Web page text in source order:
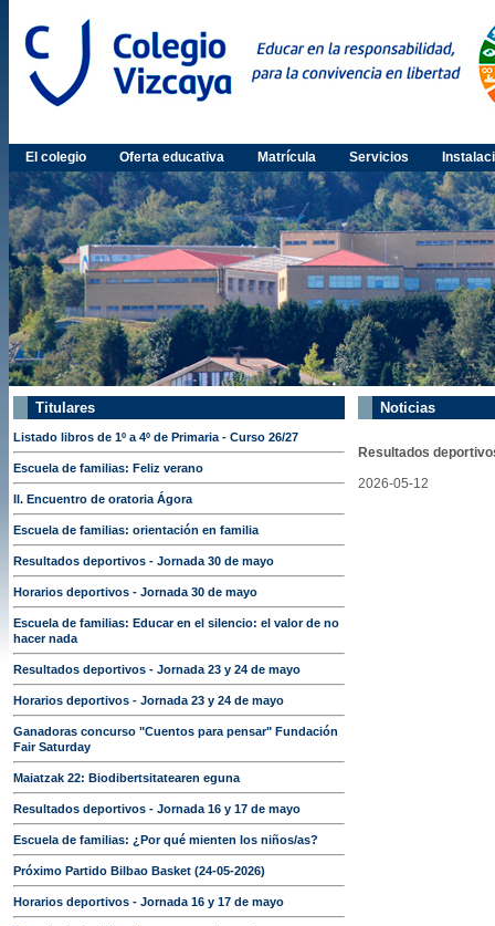
El colegio Oferta educativa Matrícula Servicios
Titulares
Listado libros de 1º a 4º de Primaria - Curso 26/27
Escuela de familias: Feliz verano
II. Encuentro de oratoria Ágora
Escuela de familias: orientación en familia
Resultados deportivos - Jornada 30 de mayo
Horarios deportivos - Jornada 30 de mayo
Escuela de familias: Educar en el silencio: el valor de no
hacer nada
Resultados deportivos - Jornada 23 y 24 de mayo
Horarios deportivos - Jornada 23 y 24 de mayo
Ganadoras concurso "Cuentos para pensar" Fundación
Fair Saturday
Maiatzak 22: Biodibertsitatearen eguna
Resultados deportivos - Jornada 16 y 17 de mayo
Escuela de familias: ¿Por qué mienten los niños/as?
Próximo Partido Bilbao Basket (24-05-2026)
Horarios deportivos - Jornada 16 y 17 de mayo
Noticias
Resultados
2026-05-12